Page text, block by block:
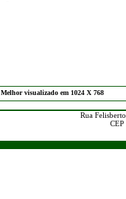
Melhor visualizado em 1024 X 768
Rua